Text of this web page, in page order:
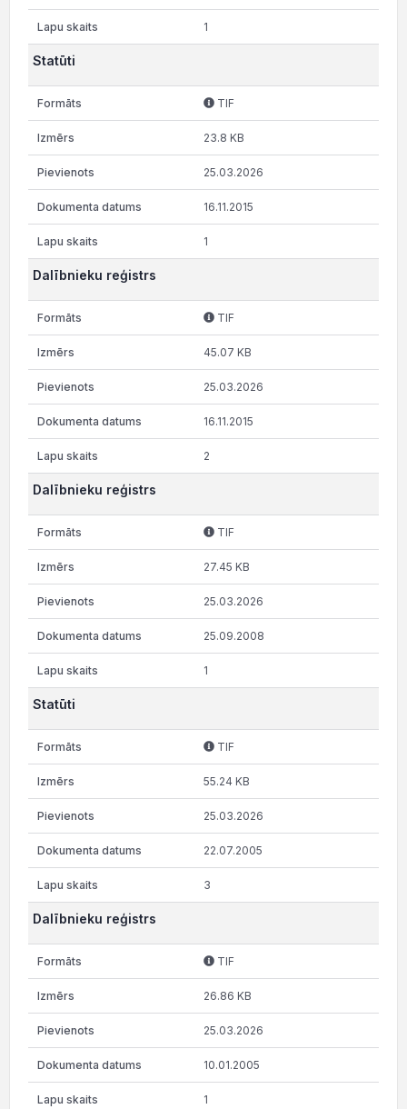
1
Statūti
TIF
23.8 KB
25.03.2026
16.11.2015
1
Dalībnieku reģistrs
TIF
45.07 KB
25.03.2026
16.11.2015
2
Dalībnieku reģistrs
TIF
27.45 KB
25.03.2026
25.09.2008
1
Statūti
TIF
55.24 KB
25.03.2026
22.07.2005
3
Dalībnieku reģistrs
TIF
26.86 KB
25.03.2026
10.01.2005
1